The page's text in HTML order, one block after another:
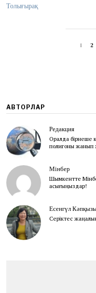
2
Толығырақ
1 2
АВТОРЛАР
Редакция
Оралда бірнеше
полигоны жанып
Мінбер
Шымкентте
асығыңыздар!
Есенгүл
Серіктес